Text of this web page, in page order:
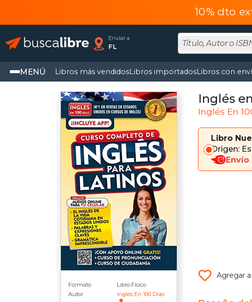
10% dto
Enviar a
FL
MENÚ Libros más vendidosLibros importadosLibros con
Formato
Libro Físico
Autor
Inglés En 100 Días
Inglés
Inglés En
Libro
Origen:
Envío
Agregar